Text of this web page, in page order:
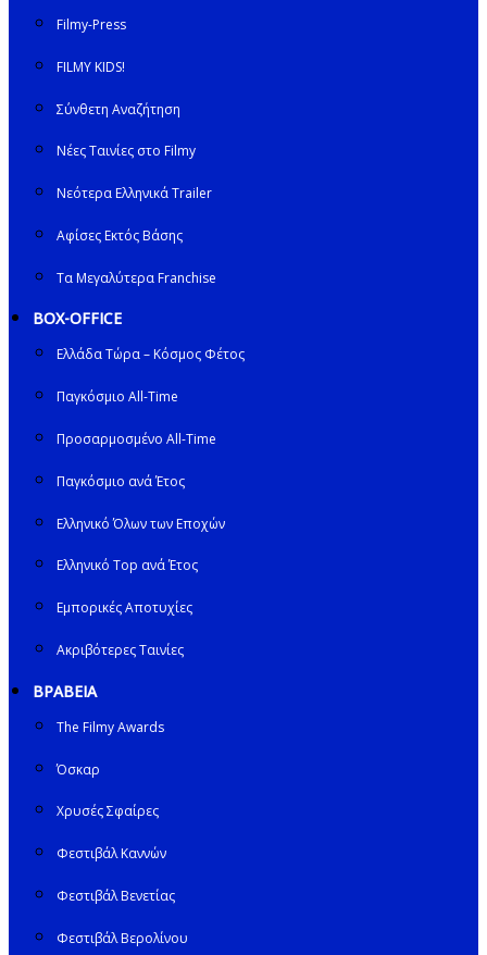
Filmy-Press
FILMY KIDS!
Σύνθετη Αναζήτηση
Νέες Ταινίες στο Filmy
Νεότερα Ελληνικά Trailer
Αφίσες Εκτός Βάσης
Τα Μεγαλύτερα Franchise
BOX-OFFICE
Ελλάδα Τώρα – Κόσμος Φέτος
Παγκόσμιο All-Time
Προσαρμοσμένο All-Time
Παγκόσμιο ανά Έτος
Ελληνικό Όλων των Εποχών
Ελληνικό Top ανά Έτος
Εμπορικές Αποτυχίες
Ακριβότερες Ταινίες
ΒΡΑΒΕΙΑ
The Filmy Awards
Όσκαρ
Χρυσές Σφαίρες
Φεστιβάλ Καννών
Φεστιβάλ Βενετίας
Φεστιβάλ Βερολίνου